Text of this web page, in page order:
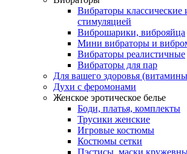
Вибраторы классические
стимуляцией
Виброшарики, виброяйца
Мини вибраторы и
Вибраторы реалистичные
Вибраторы для пар
Для вашего здоровья
Духи с феромонами
Женское эротическое белье
Боди, платья, комплекты
Трусики женские
Игровые костюмы
Костюмы сетки
Пэстисы, маски